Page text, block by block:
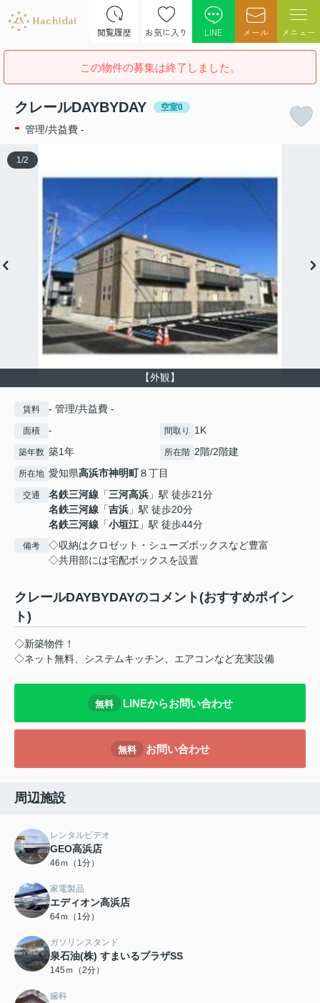
閲覧履歴 お気に入り LINE メール メニュー
この物件の募集は終了しました。
クレールDAYBYDAY 空室0
- 管理/共益費 -
【外観】
1 /2
賃料 - 管理/共益費 -
面積 - 間取り 1K
築年数 築1年 所在階 2階/2階建
所在地 愛知県高浜市神明町８丁目
交通 名鉄三河線 「三河高浜 」駅 徒歩21分
名鉄三河線 「吉浜 」駅 徒歩20分
名鉄三河線 「小垣江 」駅 徒歩44分
備考
◇収納はクロゼット・シューズボックスなど豊富
◇共用部には宅配ボックスを設置
クレールDAYBYDAYのコメント(おすすめポイン
ト)
◇新築物件！
◇ネット無料、システムキッチン、エアコンなど充実設備
無料 LINEからお問い合わせ
無料 お問い合わせ
周辺施設
レンタルビデオ
GEO高浜店
46ｍ（1分）
家電製品
エディオン高浜店
64ｍ（1分）
ガソリンスタンド
泉石油(株) すまいるプラザSS
145ｍ（2分）
歯科